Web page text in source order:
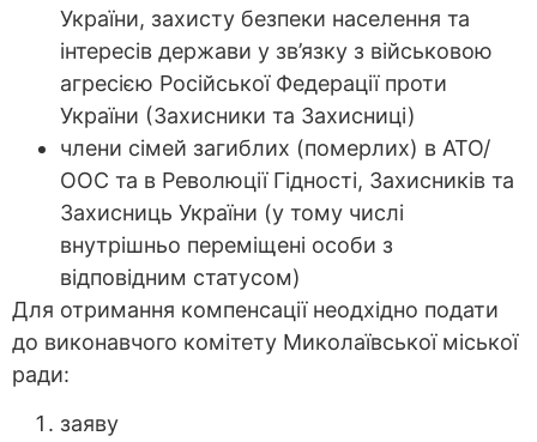
України, захисту безпеки населення та
інтересів держави у зв’язку з військовою
агресією Російської Федерації проти
України (Захисники та Захисниці)
члени сімей загиблих (померлих) в АТО/
ООС та в Революції Гідності, Захисників та
Захисниць України (у тому числі
внутрішньо переміщені особи з
відповідним статусом)
Для отримання компенсації неодхідно подати
до виконавчого комітету Миколаївської міської
ради:
заяву